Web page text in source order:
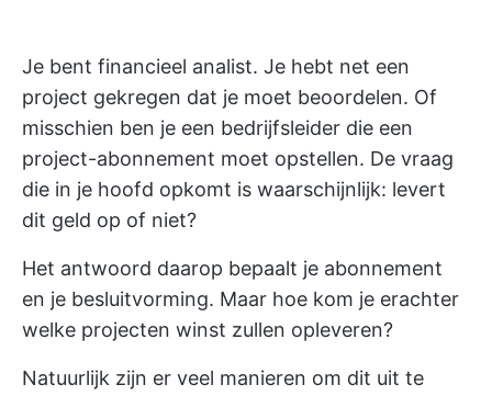
Je bent financieel analist. Je hebt net een
project gekregen dat je moet beoordelen. Of
misschien ben je een bedrijfsleider die een
project-abonnement moet opstellen. De vraag
die in je hoofd opkomt is waarschijnlijk: levert
dit geld op of niet?
Het antwoord daarop bepaalt je abonnement
en je besluitvorming. Maar hoe kom je erachter
welke projecten winst zullen opleveren?
Natuurlijk zijn er veel manieren om dit uit te